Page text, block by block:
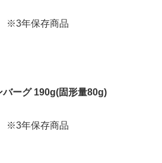
※3年保存商品
バーグ 190g(固形量80g)
※3年保存商品